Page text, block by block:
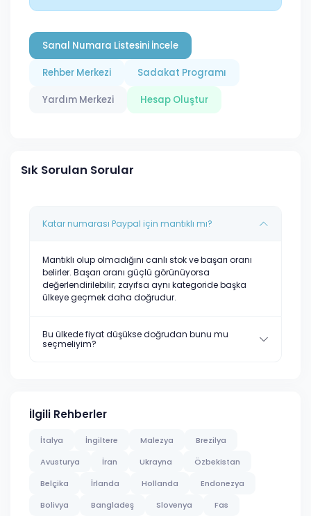
Sanal Numara Listesini İncele
Rehber Merkezi Sadakat Programı
Yardım Merkezi Hesap Oluştur
Sık Sorulan Sorular
Katar numarası Paypal için mantıklı mı?
Mantıklı olup olmadığını canlı stok ve başarı oranı
belirler. Başarı oranı güçlü görünüyorsa
değerlendirilebilir; zayıfsa aynı kategoride başka
ülkeye geçmek daha doğrudur.
Bu ülkede fiyat düşükse doğrudan bunu mu
seçmeliyim?
İlgili Rehberler
İtalya İngiltere Malezya
Brezilya
Avusturya
İran Ukrayna
Özbekistan
Belçika
İrlanda Hollanda
Endonezya
Bolivya
Bangladeş Slovenya Fas